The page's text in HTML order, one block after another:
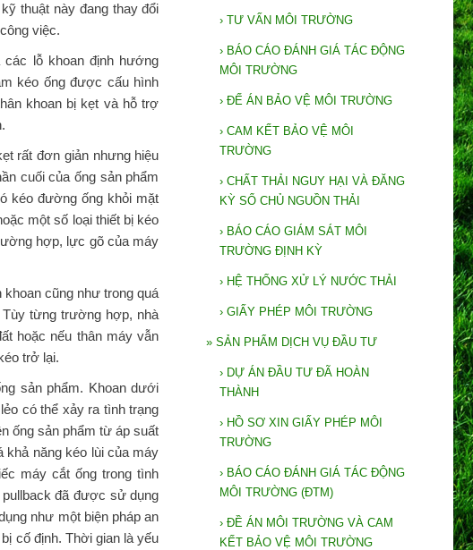
thuật này đang thay đổi
việc.
lỗ khoan định hướng
kéo ống được cấu hình
khoan bị kẹt và hỗ trợ
rất đơn giản nhưng hiệu
cuối của ống sản phẩm
kéo đường ống khỏi mặt
một số loại thiết bị kéo
hợp, lực gõ của máy
khoan cũng như trong quá
từng trường hợp, nhà
hoặc nếu thân máy vẫn
trở lại.
sản phẩm. Khoan dưới
có thể xảy ra tình trạng
ống sản phẩm từ áp suất
khả năng kéo lùi của máy
máy cắt ống trong tình
đã được sử dụng
như một biện pháp an
cố định. Thời gian là yếu
›TƯ VẤN MÔI TRƯỜNG
› BÁO CÁO ĐÁNH GIÁ TÁC ĐỘNG
MÔI TRƯỜNG
›ĐẾ ÁN BẢO VỆ MÔI TRƯỜNG
›CAM KẾT BẢO VỆ MÔI
TRƯỜNG
›CHẤT THẢI NGUY HẠI VÀ ĐĂNG
KỲ SỔ CHỦ NGUỒN THẢI
› BÁO CÁO GIÁM SÁT MÔI
TRƯỜNG ĐỊNH KỲ
› HỆ THỐNG XỬ LÝ NƯỚC THẢI
›GIẤY PHÉP MÔI TRƯỜNG
»SẢN PHẨM DỊCH VỤ ĐẦU TƯ
› DỰ ÁN ĐẦU TƯ ĐÃ HOÀN
THÀNH
› HỒ SƠ XIN GIẤY PHÉP MÔI
TRƯỜNG
› BÁO CÁO ĐÁNH GIÁ TÁC ĐỘNG
MÔI TRƯỜNG (ĐTM)
›ĐỀ ÁN MÔI TRƯỜNG VÀ CAM
KẾT BẢO VỆ MÔI TRƯỜNG